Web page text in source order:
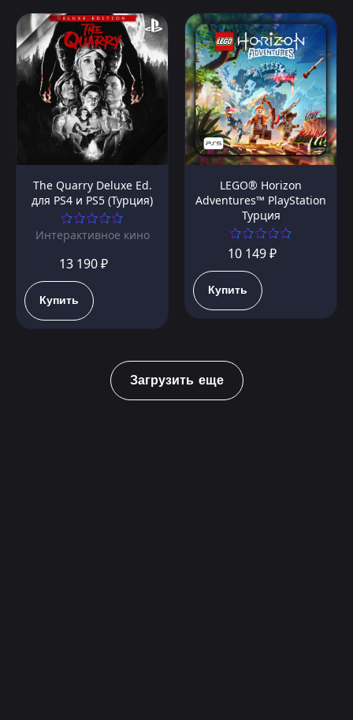
The Quarry Deluxe Ed.
для PS4 и PS5 (Турция)
Интерактивное кино
13 190 ₽
Купить
LEGO® Horizon
Adventures™ PlayStation
Турция
10 149 ₽
Купить
Загрузить еще